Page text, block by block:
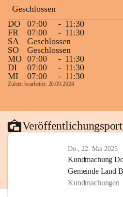
Geschlossen
DO
07:00 - 11:30
FR
07:00 - 11:30
SA
Geschlossen
SO
Geschlossen
MO 07:00 - 11:30
DI
07:00 - 11:30
MI
07:00 - 11:30
Zuletzt bearbeitet: 20.09.2024
Do., 22. Mai 2025
Kundmachung
Gemeinde Land
Kundmachungen